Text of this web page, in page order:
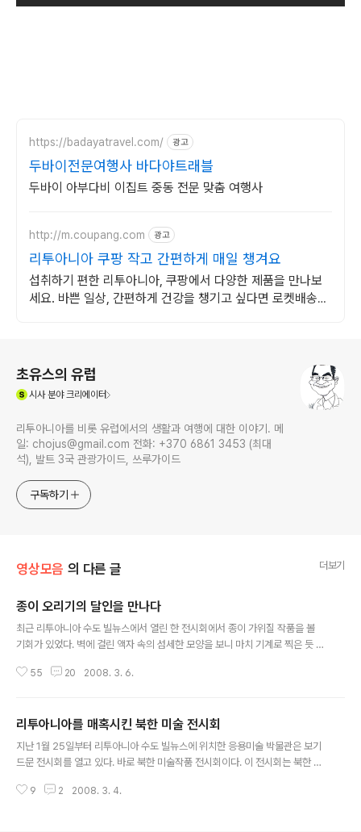
https://badayatravel.com/ 광고
두바이전문여행사 바다야트래블
두바이 아부다비 이집트 중동 전문 맞춤 여행사
http://m.coupang.com 광고
리투아니아 쿠팡 작고 간편하게 매일 챙겨요
섭취하기 편한 리투아니아, 쿠팡에서 다양한 제품을 만나보
세요. 바쁜 일상, 간편하게 건강을 챙기고 싶다면 로켓배송으
초유스의 유럽
시사분야 크리에이터
리투아니아를 비롯 유럽에서의 생활과 여행에 대한 이야기. 메
일: chojus@gmail.com 전화: +370 6861 3453 (최대
석), 발트 3국 관광가이드, 쓰루가이드
구독하기
영상모음 의 다른 글 더보기
종이 오리기의 달인을 만나다
최근 리투아니아 수도 빌뉴스에서 열린 한 전시회에서 종이 가위질 작품을 볼
기회가 있었다. 벽에 걸린 액자 속의 섬세한 모양을 보니 마치 기계로 찍은 듯 했
믿어버릴 것 같았다. 우선 종이를 반으로 접고 한 쪽에 연필로 그림을 그린다. 예
이 오리기를 하고 있다는 이 분은 여러 차례 개인 작품전시회를 열기도 했다. 처
음엔 날카로운 가위에 손가락이 찔리는 등 고생을 많이 했지만, 이젠 마음의 집
중과 평온을 가져다준다면서 열성적인 가위질 예찬론자가 되었다. 그의 작품을
55 20 2008. 3. 6.
리투아니아를 매혹시킨 북한 미술 전시회
지난 1월 25일부터 리투아니아 수도 빌뉴스에 위치한 응용미술 박물관은 보기
드문 전시회를 열고 있다. 바로 북한 미술작품 전시회이다. 이 전시회는 북한 미
수집한 2000여점 가운데 104점을 통해 동유럽 최초로 북한 예술작품을 선보
9 2 2008. 3. 4.